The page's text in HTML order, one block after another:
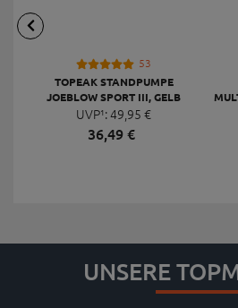
53
TOPEAK STANDPUMPE
JOEBLOW SPORT III, GELB
UVP¹:49,95 €
36,49€
UNSERE